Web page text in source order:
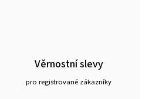
Věrnostní slevy
pro registrované zákazníky